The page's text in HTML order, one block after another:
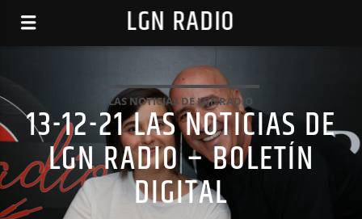
LGN RADIO
LAS NOTICIAS DE LGNRADIO
13-12-21 LAS NOTICIAS DE
LGN RADIO – BOLETÍN
DIGITAL